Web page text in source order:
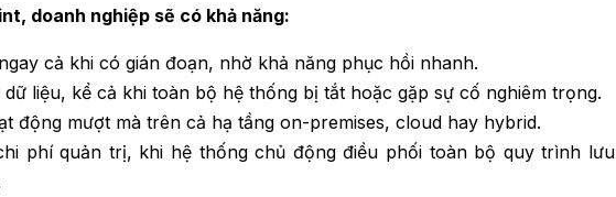
doanh nghiệp sẽ có khả năng:
cả khi có gián đoạn, nhờ khả năng phục hồi nhanh.
liệu, kể cả khi toàn bộ hệ thống bị tắt hoặc gặp sự cố nghiêm trọng.
động mượt mà trên cả hạ tầng on-premises, cloud hay hybrid.
phí quản trị, khi hệ thống chủ động điều phối toàn bộ quy trình lưu